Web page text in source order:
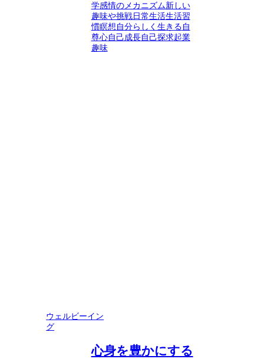
学感情のメカニズム新しい
趣味や挑戦日常生活生活習
慣瞑想 自分らしく生きる 自
尊心自己成長自己探求起業
趣味
ウェルビーイン
グ
心身を豊かにする